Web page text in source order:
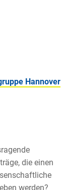
Hannover
die einen
werden?